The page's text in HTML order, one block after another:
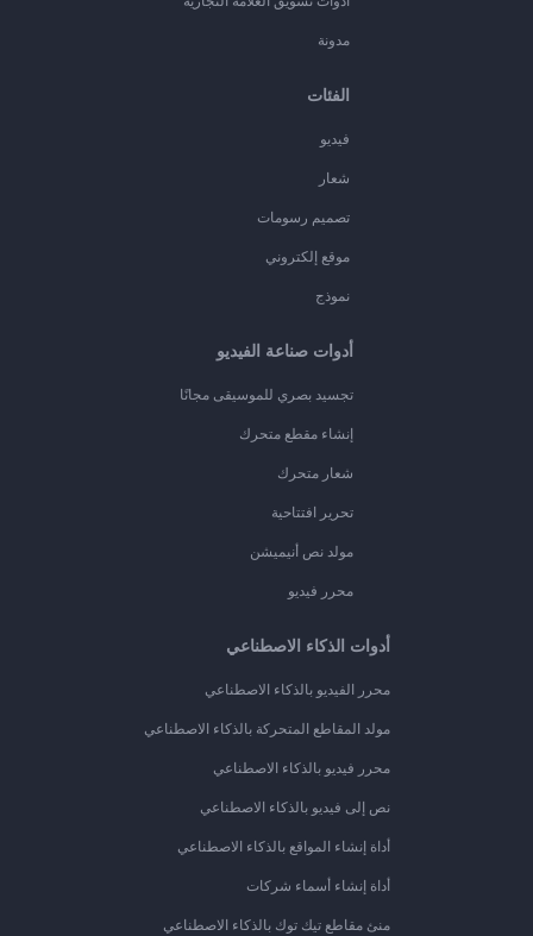
مدونة
الفئات
فيديو
شعار
تصميم رسومات
موقع إلكتروني
نموذج
أدوات صناعة الفيديو
تجسيد بصري للموسيقى مجانًا
إنشاء مقطع متحرك
شعار متحرك
تحرير افتتاحية
مولد نص أنيميشن
محرر فيديو
أدوات الذكاء الاصطناعي
محرر الفيديو بالذكاء الاصطناعي
مولد المقاطع المتحركة بالذكاء الاصطناعي
محرر فيديو بالذكاء الاصطناعي
نص إلى فيديو بالذكاء الاصطناعي
أداة إنشاء المواقع بالذكاء الاصطناعي
أداة إنشاء أسماء شركات
منئ مقاطع تيك توك بالذكاء الاصطناعي